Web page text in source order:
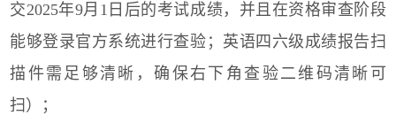
交2025年9月1日后的考试成绩，并且在资格审查阶段
能够登录官方系统进行查验；英语四六级成绩报告扫
描件需足够清晰，确保右下角查验二维码清晰可
扫）；